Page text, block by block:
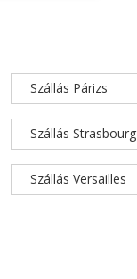
Szállás Párizs
Szállás Strasbourg
Szállás Versailles